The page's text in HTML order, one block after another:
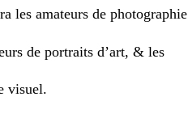
les amateurs de photographie
de portraits d’art, & les
visuel.